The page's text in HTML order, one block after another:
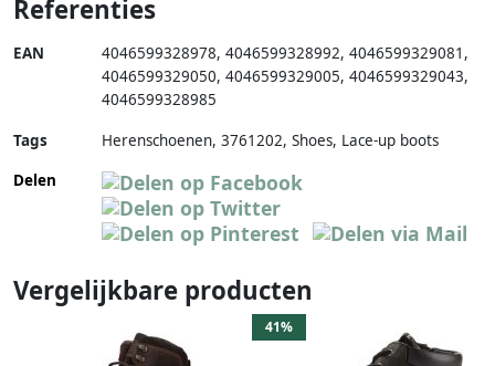
Referenties
EAN 4046599328978, 4046599328992, 4046599329081 ,
4046599329050, 4046599329005, 4046599329043,
4046599328985
Tags
Herenschoenen, 3761202, Shoes, Lace-up boots
Delen
Vergelijkbare producten
41%